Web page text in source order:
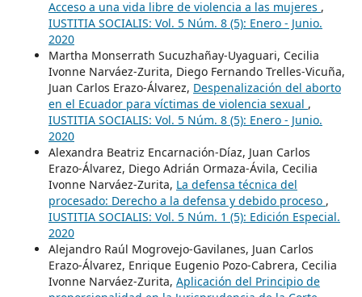
Acceso a una vida libre de violencia a las mujeres ,
IUSTITIA SOCIALIS: Vol. 5 Núm. 8 (5): Enero - Junio.
2020
Martha Monserrath Sucuzhañay-Uyaguari, Cecilia
Ivonne Narváez-Zurita, Diego Fernando Trelles-Vicuña,
Juan Carlos Erazo-Álvarez, Despenalización del aborto
en el Ecuador para víctimas de violencia sexual ,
IUSTITIA SOCIALIS: Vol. 5 Núm. 8 (5): Enero - Junio.
2020
Alexandra Beatriz Encarnación-Díaz, Juan Carlos
Erazo-Álvarez, Diego Adrián Ormaza-Ávila, Cecilia
Ivonne Narváez-Zurita, La defensa técnica del
procesado: Derecho a la defensa y debido proceso ,
IUSTITIA SOCIALIS: Vol. 5 Núm. 1 (5): Edición Especial.
2020
Alejandro Raúl Mogrovejo-Gavilanes, Juan Carlos
Erazo-Álvarez, Enrique Eugenio Pozo-Cabrera, Cecilia
Ivonne Narváez-Zurita, Aplicación del Principio de